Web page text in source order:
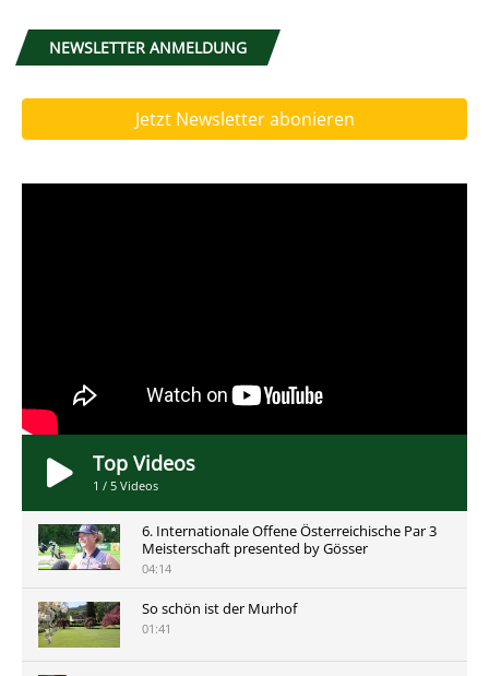
NEWSLETTER ANMELDUNG
Jetzt Newsletter abonieren
Top Videos
1 / 5 Videos
6. Internationale Offene Österreichische Par 3
Meisterschaft presented by Gösser
04:14
So schön ist der Murhof
01:41